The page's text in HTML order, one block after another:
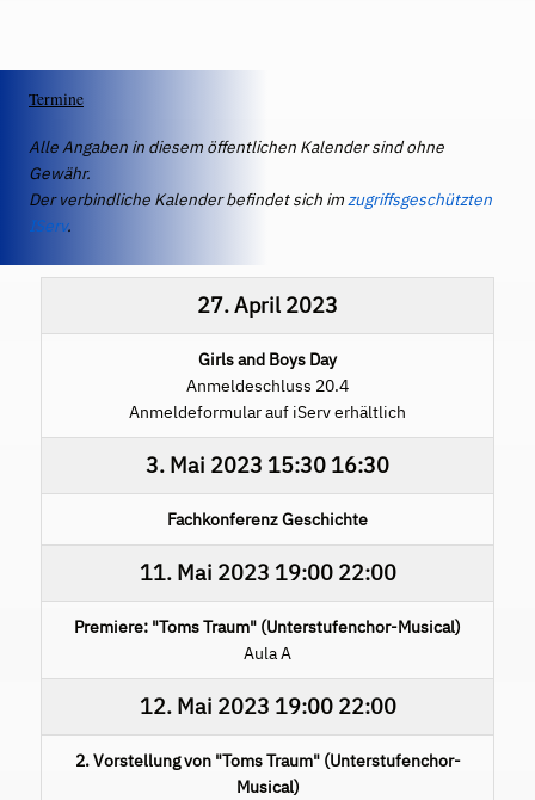
Termine
Alle Angaben in diesem öffentlichen Kalender sind ohne
Gewähr.
Der verbindliche Kalender befindet sich imzugriffsgeschützten
IServ.
27. April 2023
Girls and Boys Day
Anmeldeschluss 20.4
Anmeldeformular auf iServ erhältlich
3. Mai 2023 15:30 16:30
Fachkonferenz Geschichte
11. Mai 2023 19:00 22:00
Premiere: "Toms Traum" (Unterstufenchor-Musical)
Aula A
12. Mai 2023 19:00 22:00
2. Vorstellung von "Toms Traum" (Unterstufenchor-
Musical)